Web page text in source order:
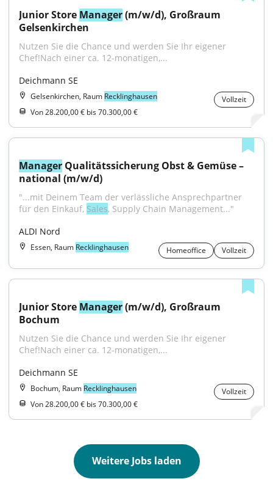
Junior Store Manager (m/w/d), Großraum
Gelsenkirchen
Nutzen Sie die Chance und werden Sie Ihr eigener
Chef!Nach einer ca. 12-monatigen,...
Deichmann SE
Gelsenkirchen, Raum Recklinghausen
Vollzeit
Von 28.200,00 € bis 70.300,00 €
Manager Qualitätssicherung Obst & Gemüse –
national (m/w/d)
"...mit Deinem Team der verlässliche Ansprechpartner
für den Einkauf, Sales, Supply Chain Management..."
ALDI Nord
Essen, Raum Recklinghausen Homeoffice Vollzeit
Junior Store Manager (m/w/d), Großraum
Bochum
Nutzen Sie die Chance und werden Sie Ihr eigener
Chef!Nach einer ca. 12-monatigen,...
Deichmann SE
Bochum, Raum Recklinghausen
Vollzeit
Von 28.200,00 € bis 70.300,00 €
Weitere Jobs laden